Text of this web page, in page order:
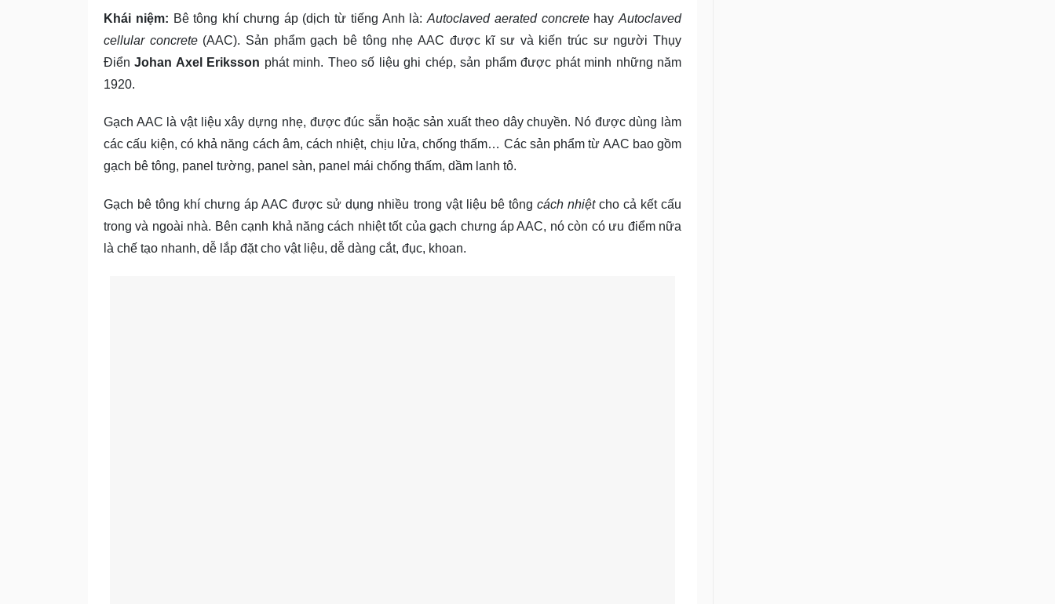
Khái niệm: Bê tông khí chưng áp (dịch từ tiếng Anh là: Autoclaved aerated concretehay Autoclaved
cellular concrete(AAC). Sản phẩm gạch bê tông nhẹ AAC được kĩ sư và kiến trúc sư người Thụy
ĐiểnJohan Axel Eriksson phát minh. Theo số liệu ghi chép, sản phẩm được phát minh những năm
1920.
Gạch AAC là vật liệu xây dựng nhẹ, được đúc sẵn hoặc sản xuất theo dây chuyền. Nó được dùng làm
các cấu kiện, có khả năng cách âm, cách nhiệt, chịu lửa, chống thấm… Các sản phẩm từ AAC bao gồm
gạch bê tông, panel tường, panel sàn, panel mái chống thấm, dầm lanh tô.
Gạch bê tông khí chưng áp AAC được sử dụng nhiều trong vật liệu bê tông cách nhiệtcho cả kết cấu
trong và ngoài nhà. Bên cạnh khả năng cách nhiệt tốt của gạch chưng áp AAC, nó còn có ưu điểm nữa
là chế tạo nhanh, dễ lắp đặt cho vật liệu, dễ dàng cắt, đục, khoan.